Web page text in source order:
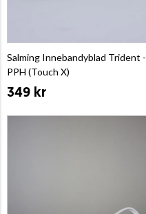
Salming Innebandyblad Trident -
PPH (Touch X)
349 kr